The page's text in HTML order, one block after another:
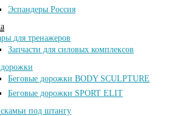
Эспандеры Россия
для тренажеров
Запчасти для силовых комплексов
Беговые дорожки BODY SCULPTURE
Беговые дорожки SPORT ELIT
под штангу